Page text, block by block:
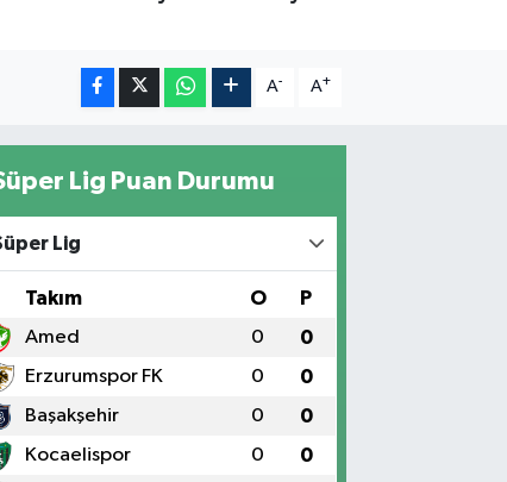
A- A+
Lig Puan Durumu
Lig
Takım O P
Amed 0 0
Erzurumspor FK 0 0
Başakşehir 0 0
Kocaelispor 0 0